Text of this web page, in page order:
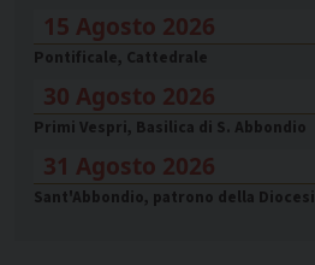
15 Agosto 2026
Pontificale, Cattedrale
30 Agosto 2026
Primi Vespri, Basilica di S. Abbondio
31 Agosto 2026
Sant'Abbondio, patrono della Diocesi